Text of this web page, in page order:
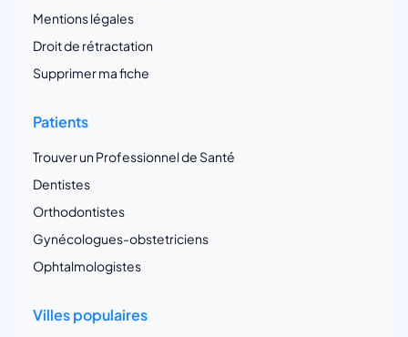
Mentions légales
Droit de rétractation
Supprimer ma fiche
Patients
Trouver un Professionnel de Santé
Dentistes
Orthodontistes
Gynécologues-obstetriciens
Ophtalmologistes
Villes populaires